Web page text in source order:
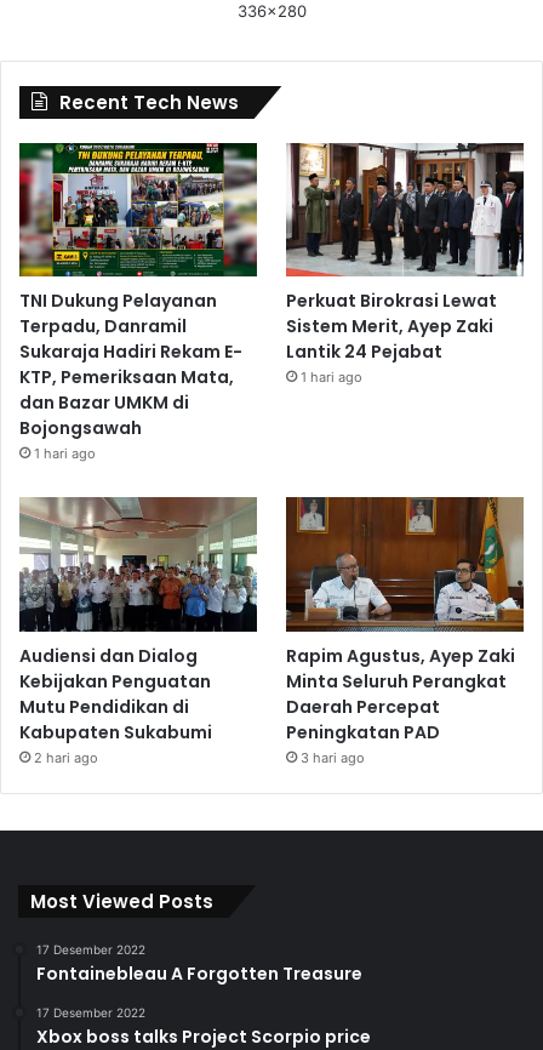
336x280
Recent Tech News
TNI Dukung Pelayanan
Terpadu, Danramil
Sukaraja Hadiri Rekam E-
KTP, Pemeriksaan Mata,
dan Bazar UMKM di
Bojongsawah
1 hari ago
Perkuat Birokrasi Lewat
Sistem Merit, Ayep Zaki
Lantik 24 Pejabat
1 hari ago
Audiensi dan Dialog
Kebijakan Penguatan
Mutu Pendidikan di
Kabupaten Sukabumi
2 hari ago
Rapim Agustus, Ayep Zaki
Minta Seluruh Perangkat
Daerah Percepat
Peningkatan PAD
3 hari ago
Most Viewed Posts
17 Desember 2022
Fontainebleau A Forgotten Treasure
17 Desember 2022
Xbox boss talks Project Scorpio price